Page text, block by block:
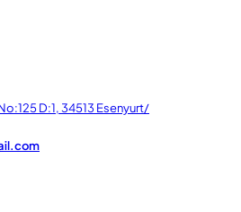
D:1, 34513 Esenyurt/